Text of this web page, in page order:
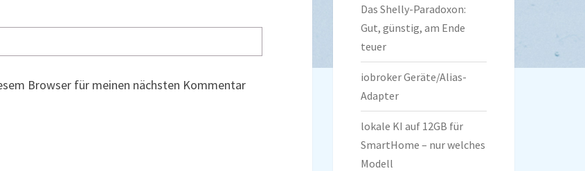
Browser für meinen nächsten Kommentar
Das Shelly-Paradoxon:
Gut, günstig, am Ende
teuer
iobroker Geräte/Alias-
Adapter
lokale KI auf 12GB für
SmartHome – nur welches
Modell